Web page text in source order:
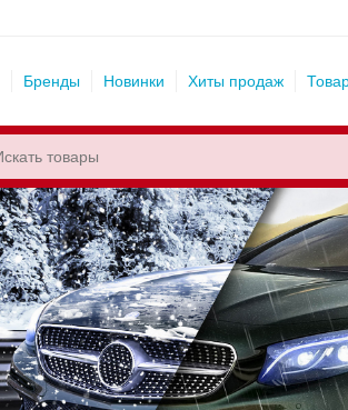
Бренды Новинки Хиты продаж